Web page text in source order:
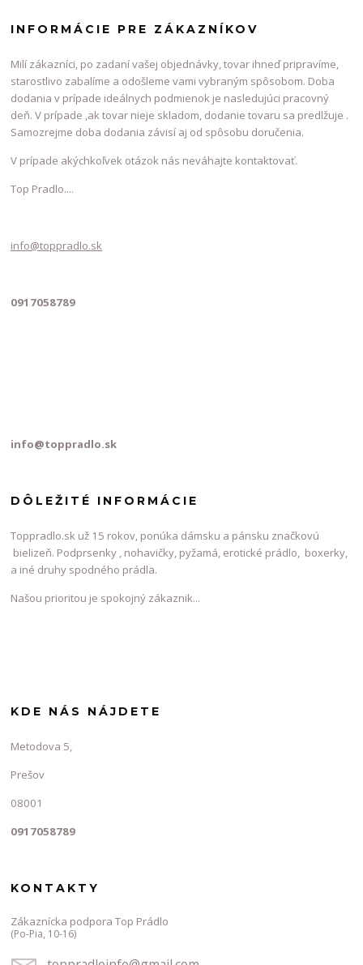
INFORMÁCIE PRE ZÁKAZNÍKOV
Milí zákazníci, po zadaní vašej objednávky, tovar ihneď pripravíme,
starostlivo zabalíme a odošleme vami vybraným spôsobom. Doba
dodania v prípade ideálnych podmienok je nasledujúci pracovný
deň. V prípade ,ak tovar nieje skladom, dodanie tovaru sa predlžuje .
Samozrejme doba dodania závisí aj od spôsobu doručenia.
V prípade akýchkoľvek otázok nás neváhajte kontaktovať.
Top Pradlo....
info@toppradlo.sk
0917058789
info@toppradlo.sk
DÔLEŽITÉ INFORMÁCIE
Toppradlo.sk už 15 rokov, ponúka dámsku a pánsku značkovú
bielizeň. Podprsenky , nohavičky, pyžamá, erotické prádlo, boxerky,
a iné druhy spodného prádla.
Našou prioritou je spokojný zákaznik...
KDE NÁS NÁJDETE
Metodova 5,
Prešov
08001
0917058789
KONTAKTY
Zákaznícka podpora Top Prádlo
(Po-Pia, 10-16)